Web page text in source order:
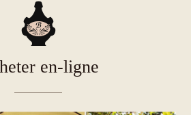
A
en-ligne